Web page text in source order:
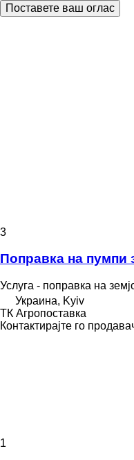
Поставете ваш оглас
3
Поправка на пумпи
Услуга - поправка на
Украина, Kyiv
ТК Агропоставка
Контактирајте го
1